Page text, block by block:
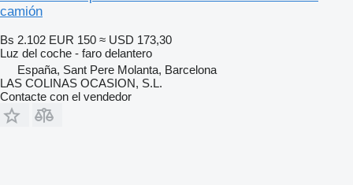
camión
Bs 2.102 EUR 150 ≈ USD 173,30
Luz del coche - faro delantero
España, Sant Pere Molanta, Barcelona
LAS COLINAS OCASION, S.L.
Contacte con el vendedor